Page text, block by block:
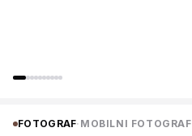
FOTOGRAF· MOBILNI FOTOGRAF